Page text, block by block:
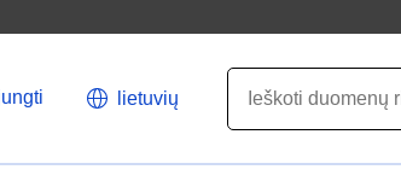
lietuvių